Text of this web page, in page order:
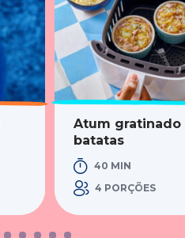
Atum gratinado
batatas
40 MIN
4 PORÇÕES